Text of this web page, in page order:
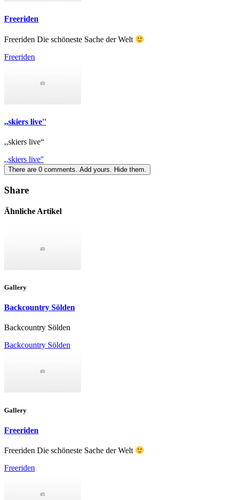
Freeriden
Freeriden Die schöneste Sache der Welt
Freeriden
,,skiers live''
,,skiers live“
,,skiers live''
There are 0 comments. Add yours. Hide them.
Share
Ähnliche Artikel
Gallery
Backcountry Sölden
Backcountry Sölden
Backcountry Sölden
Gallery
Freeriden
Freeriden Die schöneste Sache der Welt
Freeriden